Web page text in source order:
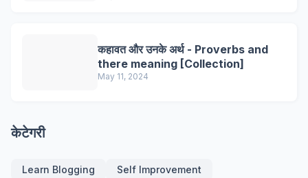
कहावत और उनके अर्थ - Proverbs and
there meaning [Collection]
May 11, 2024
केटेगरी
Learn Blogging
Self Improvement